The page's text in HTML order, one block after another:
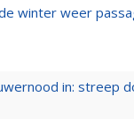
winter weer
in: streep